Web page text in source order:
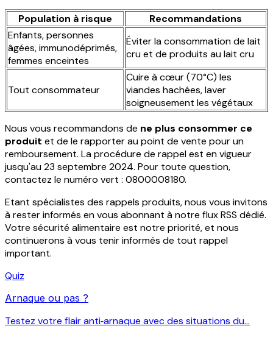
Population à risque
Recommandations
Enfants, personnes
âgées, immunodéprimés,
femmes enceintes
Éviter la consommation de lait
cru et de produits au lait cru
Tout consommateur
Cuire à cœur (70°C) les
viandes hachées, laver
soigneusement les végétaux
Nous vous recommandons de ne plus consommer ce
produit et de le rapporter au point de vente pour un
remboursement. La procédure de rappel est en vigueur
jusqu'au 23 septembre 2024. Pour toute question,
contactez le numéro vert : 0800008180.
Etant spécialistes des rappels produits, nous vous invitons
à rester informés en vous abonnant à notre flux RSS dédié.
Votre sécurité alimentaire est notre priorité, et nous
continuerons à vous tenir informés de tout rappel
important.
Quiz
Arnaque ou pas ?
Testez votre flair anti‑arnaque avec des situations du...